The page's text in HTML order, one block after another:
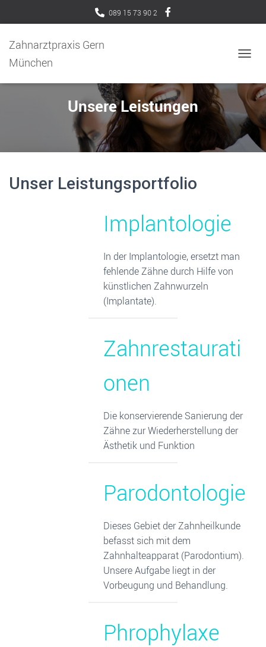
089 15 73 90 2
Zahnarztpraxis Gern
München
V
G
A
O
Unsere Leistungen
Unser Leistungsportfolio
Implantologie
In der Implantologie, ersetzt man
fehlende Zähne durch Hilfe von
künstlichen Zahnwurzeln
(Implantate).
Zahnrestaurati
onen
Die konservierende Sanierung der
Zähne zur Wiederherstellung der
Ästhetik und Funktion
Parodontologie
Dieses Gebiet der Zahnheilkunde
befasst sich mit dem
Zahnhalteapparat (Parodontium).
Unsere Aufgabe liegt in der
Vorbeugung und Behandlung.
Phrophylaxe